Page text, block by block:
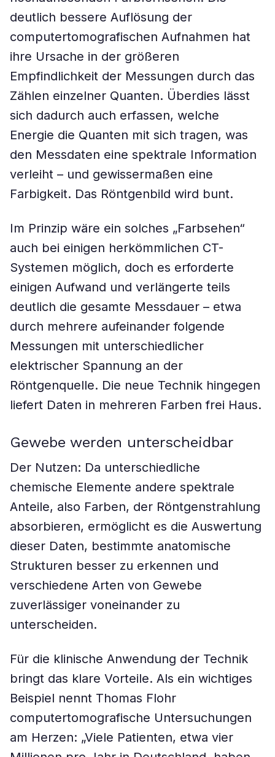
deutlich bessere Auflösung der
computertomografischen Aufnahmen hat
ihre Ursache in der größeren
Empfindlichkeit der Messungen durch das
Zählen einzelner Quanten. Überdies lässt
sich dadurch auch erfassen, welche
Energie die Quanten mit sich tragen, was
den Messdaten eine spektrale Information
verleiht – und gewissermaßen eine
Farbigkeit. Das Röntgenbild wird bunt.
Im Prinzip wäre ein solches „Farbsehen“
auch bei einigen herkömmlichen CT-
Systemen möglich, doch es erforderte
einigen Aufwand und verlängerte teils
deutlich die gesamte Messdauer – etwa
durch mehrere aufeinander folgende
Messungen mit unterschiedlicher
elektrischer Spannung an der
Röntgenquelle. Die neue Technik hingegen
liefert Daten in mehreren Farben frei Haus.
Gewebe werden unterscheidbar
Der Nutzen: Da unterschiedliche
chemische Elemente andere spektrale
Anteile, also Farben, der Röntgenstrahlung
absorbieren, ermöglicht es die Auswertung
dieser Daten, bestimmte anatomische
Strukturen besser zu erkennen und
verschiedene Arten von Gewebe
zuverlässiger voneinander zu
unterscheiden.
Für die klinische Anwendung der Technik
bringt das klare Vorteile. Als ein wichtiges
Beispiel nennt Thomas Flohr
computertomografische Untersuchungen
am Herzen: „Viele Patienten, etwa vier